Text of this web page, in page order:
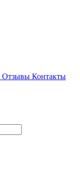
Отзывы Контакты